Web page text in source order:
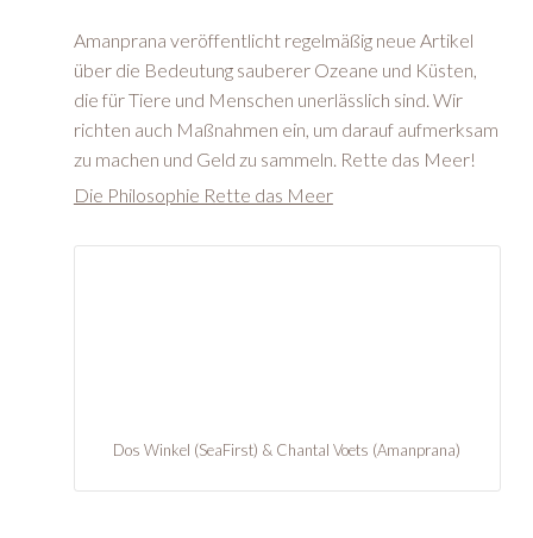
Amanprana veröffentlicht regelmäßig neue Artikel
über die Bedeutung sauberer Ozeane und Küsten,
die für Tiere und Menschen unerlässlich sind. Wir
richten auch Maßnahmen ein, um darauf aufmerksam
zu machen und Geld zu sammeln. Rette das Meer!
Die Philosophie Rette das Meer
Dos Winkel (SeaFirst) & Chantal Voets (Amanprana)